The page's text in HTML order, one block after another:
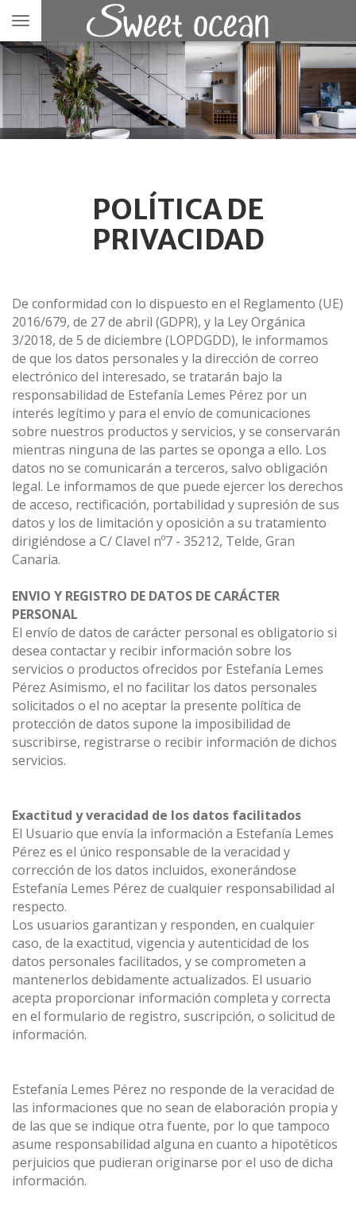
Toggle
navigation
POLÍTICA DE
PRIVACIDAD
De conformidad con lo dispuesto en el Reglamento (UE)
2016/679, de 27 de abril (GDPR), y la Ley Orgánica
3/2018, de 5 de diciembre (LOPDGDD), le informamos
de que los datos personales y la dirección de correo
electrónico del interesado, se tratarán bajo la
responsabilidad de Estefanía Lemes Pérez por un
interés legítimo y para el envío de comunicaciones
sobre nuestros productos y servicios, y se conservarán
mientras ninguna de las partes se oponga a ello. Los
datos no se comunicarán a terceros, salvo obligación
legal. Le informamos de que puede ejercer los derechos
de acceso, rectificación, portabilidad y supresión de sus
datos y los de limitación y oposición a su tratamiento
dirigiéndose a C/ Clavel nº7 - 35212, Telde, Gran
Canaria.
ENVIO Y REGISTRO DE DATOS DE CARÁCTER
PERSONAL
El envío de datos de carácter personal es obligatorio si
desea contactar y recibir información sobre los
servicios o productos ofrecidos por Estefanía Lemes
Pérez Asimismo, el no facilitar los datos personales
solicitados o el no aceptar la presente política de
protección de datos supone la imposibilidad de
suscribirse, registrarse o recibir información de dichos
servicios.
Exactitud y veracidad de los datos facilitados
El Usuario que envía la información a Estefanía Lemes
Pérez es el único responsable de la veracidad y
corrección de los datos incluidos, exonerándose
Estefanía Lemes Pérez de cualquier responsabilidad al
respecto.
Los usuarios garantizan y responden, en cualquier
caso, de la exactitud, vigencia y autenticidad de los
datos personales facilitados, y se comprometen a
mantenerlos debidamente actualizados. El usuario
acepta proporcionar información completa y correcta
en el formulario de registro, suscripción, o solicitud de
información.
Estefanía Lemes Pérez no responde de la veracidad de
las informaciones que no sean de elaboración propia y
de las que se indique otra fuente, por lo que tampoco
asume responsabilidad alguna en cuanto a hipotéticos
perjuicios que pudieran originarse por el uso de dicha
información.